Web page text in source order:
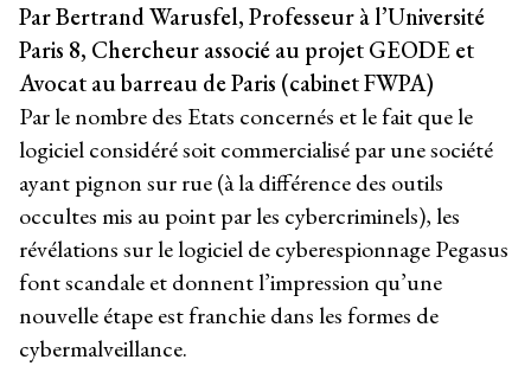
Par Bertrand Warusfel, Professeur à l’Université
Paris 8, Chercheur associé au projet GEODE et
Avocat au barreau de Paris (cabinet FWPA)
Par le nombre des Etats concernés et le fait que le
logiciel considéré soit commercialisé par une société
ayant pignon sur rue (à la différence des outils
occultes mis au point par les cybercriminels), les
révélations sur le logiciel de cyberespionnage Pegasus
font scandale et donnent l’impression qu’une
nouvelle étape est franchie dans les formes de
cybermalveillance.